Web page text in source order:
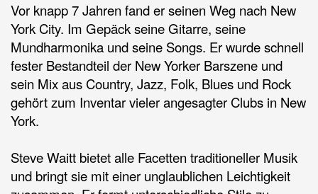
Vor knapp 7 Jahren fand er seinen Weg nach New
York City. Im Gepäck seine Gitarre, seine
Mundharmonika und seine Songs. Er wurde schnell
fester Bestandteil der New Yorker Barszene und
sein Mix aus Country, Jazz, Folk, Blues und Rock
gehört zum Inventar vieler angesagter Clubs in New
York.
Steve Waitt bietet alle Facetten traditioneller Musik
und bringt sie mit einer unglaublichen Leichtigkeit